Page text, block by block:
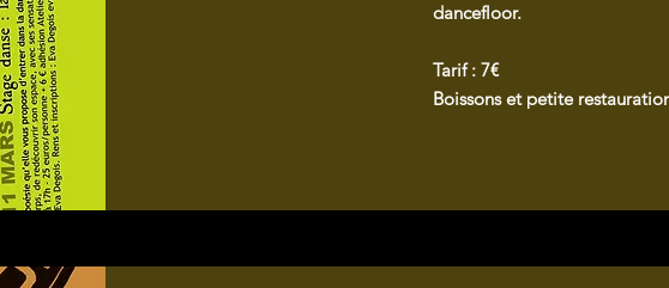
dancefloor.
Tarif : 7€
Boissons et petite